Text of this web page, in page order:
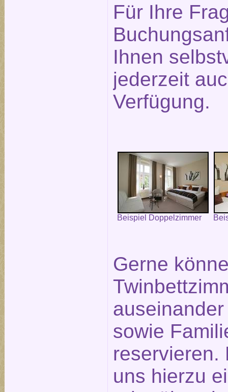
Für Ihre
Ihnen
jederzeit
Verfügung.
Beispiel Doppelzimmer
Gerne
sowie
reservieren.
uns hierzu